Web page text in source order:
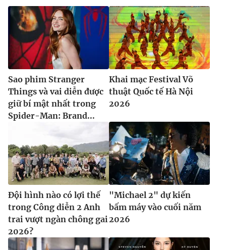
Sao phim Stranger
Things và vai diễn được
giữ bí mật nhất trong
Spider-Man: Brand...
Khai mạc Festival Võ
thuật Quốc tế Hà Nội
2026
Đội hình nào có lợi thế
trong Công diễn 2 Anh
trai vượt ngàn chông gai
2026?
"Michael 2" dự kiến
bấm máy vào cuối năm
2026